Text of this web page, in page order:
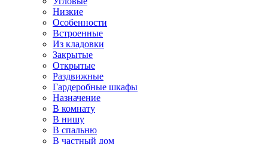
Низкие
Особенности
Встроенные
Из кладовки
Закрытые
Открытые
Раздвижные
Гардеробные шкафы
Назначение
В комнату
В нишу
В спальню
В частный дом